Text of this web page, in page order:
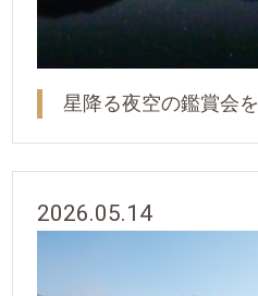
星降る夜空の鑑賞会
2026.05.14